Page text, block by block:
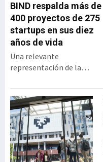
BIND respalda más de
400 proyectos de 275
startups en sus diez
años de vida
Una relevante
representación de la
en el BEC para celebrar los
diez años de vida de BIND,
programa de innovación
abierta desarrollado por el
Gobierno vasco y SPRI,
bajo el formato del
tradicional Demo Day. El